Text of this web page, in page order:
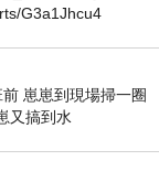
G3a1Jhcu4
崽崽到現場掃一圈
又搞到水